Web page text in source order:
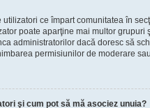
ce împart comunitatea în
poate aparţine mai multor grupuri
administratorilor dacă doresc să
permisiunilor de moderare
şi cum pot să mă asociez unuia?